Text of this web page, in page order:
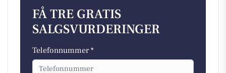
FÅ TRE GRATIS
SALGSVURDERINGER
Telefonnummer *